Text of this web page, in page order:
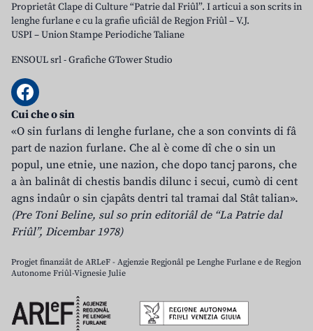
Proprietât Clape di Culture “Patrie dal Friûl”. I articui a son scrits in
lenghe furlane e cu la grafie uficiâl de Regjon Friûl – V.J.
USPI – Union Stampe Periodiche Taliane
ENSOUL srl-Grafiche GTower Studio
Cui che o sin
«O sin furlans di lenghe furlane, che a son convints di fâ
part de nazion furlane. Che al è come dî che o sin un
popul, une etnie, une nazion, che dopo tancj parons, che
a àn balinât di chestis bandis dilunc i secui, cumò di cent
agns indaûr o sin cjapâts dentri tal tramai dal Stât talian».
(Pre Toni Beline, sul so prin editoriâl de “La Patrie dal
Friûl”, Dicembar 1978)
Progjet finanziât de ARLeF - Agjenzie Regjonâl pe Lenghe Furlane e de Regjon
Autonome Friûl-Vignesie Julie